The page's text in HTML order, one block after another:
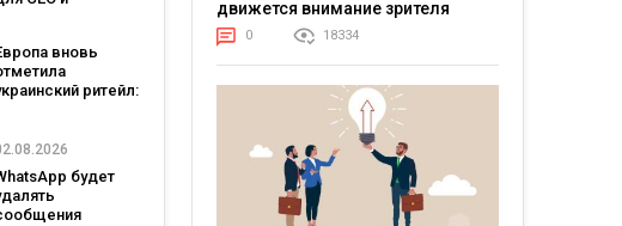
вновь
ритейл:
лучших
супермаркетов
будет
движется внимание зрителя
0 18334